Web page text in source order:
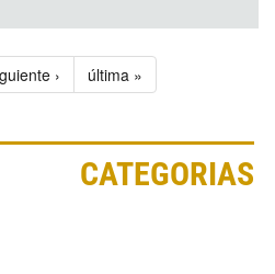
› última »
CATEGORIAS